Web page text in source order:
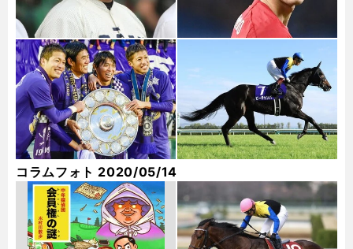
コラムフォト 2020/05/14